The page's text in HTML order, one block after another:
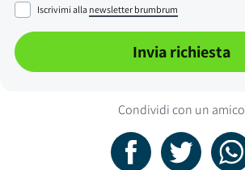
Iscrivimi alla newsletter brumbrum
Invia richiesta
Condividi con un amico